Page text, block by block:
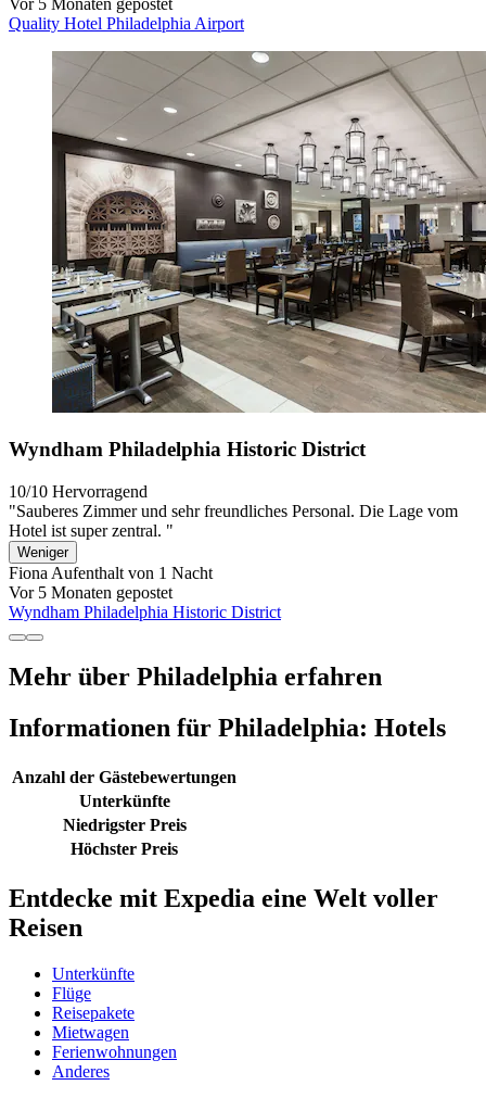
Vor 5 Monaten gepostet
Quality Hotel Philadelphia Airport
Wyndham Philadelphia Historic District
10/10 Hervorragend
"Sauberes Zimmer und sehr freundliches Personal. Die Lage vom
Hotel ist super zentral. "
Weniger
Fiona Aufenthalt von 1 Nacht
Vor 5 Monaten gepostet
Wyndham Philadelphia Historic District
Mehr über Philadelphia erfahren
Informationen für Philadelphia: Hotels
Anzahl der Gästebewertungen
Unterkünfte
Niedrigster Preis
Höchster Preis
Entdecke mit Expedia eine Welt voller
Reisen
Unterkünfte
Flüge
Reisepakete
Mietwagen
Ferienwohnungen
Anderes